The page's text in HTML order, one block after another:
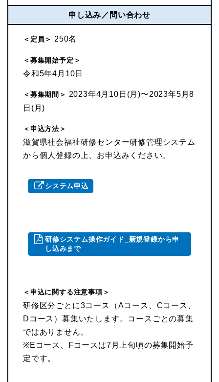
申し込み／問い合わせ
＜定員＞ 250名
＜募集開始予定＞
令和5年4月10日
＜募集期間＞
2023年4月10日(月)〜2023年5月8
日(月)
＜申込方法＞
滋賀県社会福祉研修センター研修管理システム
から個人登録の上、お申込みください。
システム申込
研修システム操作ガイド_新規登録から申
し込みまで
＜申込に関する注意事項＞
研修区分ごとに3コース（Aコース、Cコース、
Dコース）募集いたします。コースごとの募集
ではありません。
※Eコース、Fコースは7月上旬頃の募集開始予
定です。